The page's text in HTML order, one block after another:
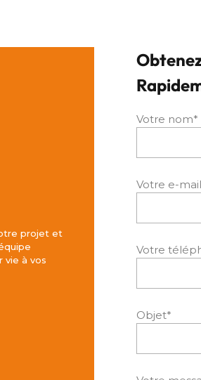
projet et
vie à vos
Votre nom*
Votre e-
Votre
Objet*